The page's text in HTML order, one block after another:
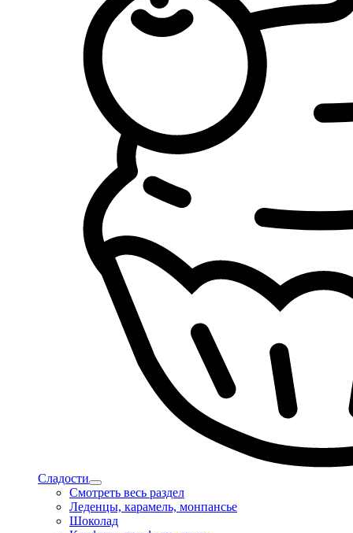
Сладости
Смотреть весь раздел
Леденцы, карамель, монпансье
Шоколад